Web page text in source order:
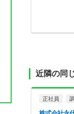
近隣の同
正社員